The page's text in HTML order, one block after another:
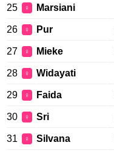
25 ♀ Marsiani
26 ♀ Pur
27 ♀ Mieke
28 ♀ Widayati
29 ♀ Faida
30 ♀ Sri
31 ♀ Silvana